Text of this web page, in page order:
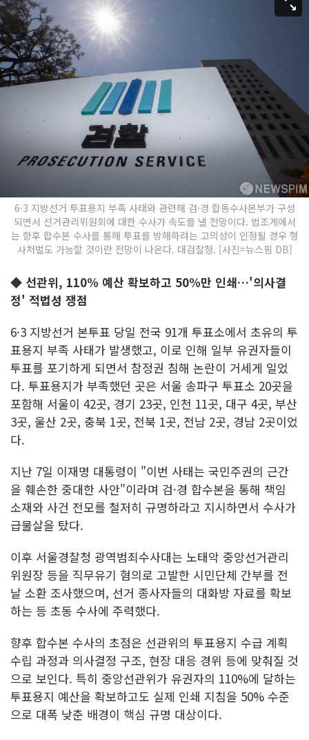
6·3 지방선거 투표용지 부족 사태와 관련해 검·경 합동수사본부가 구성
되면서 선거관리위원회에 대한 수사가 속도를 낼 전망이다. 법조계에서
는 향후 합수본 수사를 통해 투표를 방해하려는 고의성이 인정될 경우 형
사처벌도 가능할 것이란 전망이 나온다. 대검찰청. [사진=뉴스핌 DB]
◆ 선관위, 110% 예산 확보하고 50%만 인쇄…'의사결
정' 적법성 쟁점
6·3 지방선거 본투표 당일 전국 91개 투표소에서 초유의 투
표용지 부족 사태가 발생했고, 이로 인해 일부 유권자들이
투표를 포기하게 되면서 참정권 침해 논란이 거세게 일었
다. 투표용지가 부족했던 곳은 서울 송파구 투표소 20곳을
포함해 서울이 42곳, 경기 23곳, 인천 11곳, 대구 4곳, 부산
3곳, 울산 2곳, 충북 1곳, 전북 1곳, 전남 2곳, 경남 2곳이었
다.
지난 7일 이재명 대통령이 "이번 사태는 국민주권의 근간
을 훼손한 중대한 사안"이라며 검·경 합수본을 통해 책임
소재와 사건 전모를 철저히 규명하라고 지시하면서 수사가
급물살을 탔다.
이후 서울경찰청 광역범죄수사대는 노태악 중앙선거관리
위원장 등을 직무유기 혐의로 고발한 시민단체 간부를 전
날 소환 조사했으며, 선거 종사자들의 대화방 자료를 확보
하는 등 초동 수사에 주력했다.
향후 합수본 수사의 초점은 선관위의 투표용지 수급 계획
수립 과정과 의사결정 구조, 현장 대응 경위 등에 맞춰질 것
으로 보인다. 특히 중앙선관위가 유권자의 110%에 달하는
투표용지 예산을 확보하고도 실제 인쇄 지침을 50% 수준
으로 대폭 낮춘 배경이 핵심 규명 대상이다.